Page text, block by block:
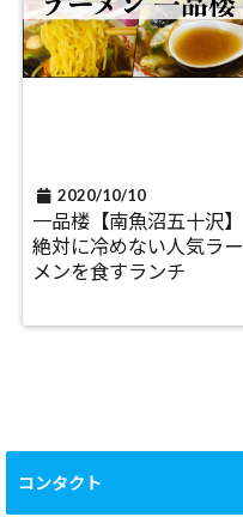
2020/10/10
一品楼【南魚沼五十沢】
絶対に冷めない人気ラー
メンを食すランチ
コンタクト